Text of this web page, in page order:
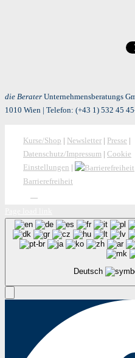
die Berater Unternehmensberatungs
1010 Wien | Telefon: (+43 1) 532 45
Kurse/Shop | Newsletter | Presse |
Datenschutz/Impressum | Cookie
Einstellungen |
Barrierefreiheit
Deutsch